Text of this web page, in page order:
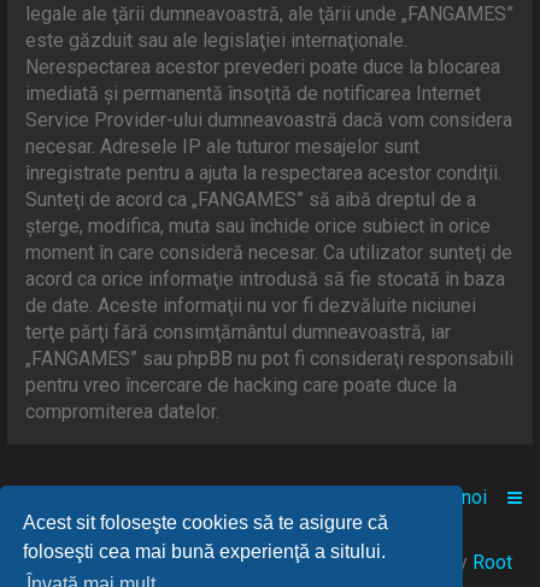
Acest sit foloseşte cookies să te asigure că
foloseşti cea mai bună experienţă a sitului.
legale ale ţării dumneavoastră, ale ţării unde „FANGAMES”
este găzduit sau ale legislaţiei internaţionale.
Nerespectarea acestor prevederi poate duce la blocarea
imediată şi permanentă însoţită de notificarea Internet
Service Provider-ului dumneavoastră dacă vom considera
necesar. Adresele IP ale tuturor mesajelor sunt
înregistrate pentru a ajuta la respectarea acestor condiţii.
Sunteţi de acord ca „FANGAMES” să aibă dreptul de a
şterge, modifica, muta sau închide orice subiect în orice
moment în care consideră necesar. Ca utilizator sunteţi de
acord ca orice informaţie introdusă să fie stocată în baza
de date. Aceste informaţii nu vor fi dezvăluite niciunei
terţe părţi fără consimţământul dumneavoastră, iar
„FANGAMES” sau phpBB nu pot fi consideraţi responsabili
pentru vreo încercare de hacking care poate duce la
compromiterea datelor.
Despre noi
© 2021-2025 Powered byFANGAMES™• Design by Root